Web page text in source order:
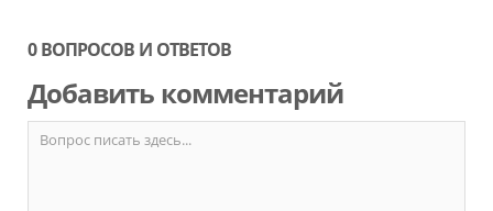
0 ВОПРОСОВ И ОТВЕТОВ
Добавить комментарий